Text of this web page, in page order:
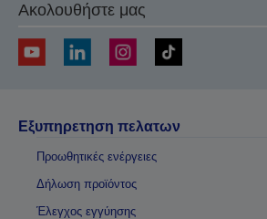
Ακολουθήστε μας
Εξυπηρετηση πελατων
Προωθητικές ενέργειες
Δήλωση προϊόντος
Έλεγχος εγγύησης